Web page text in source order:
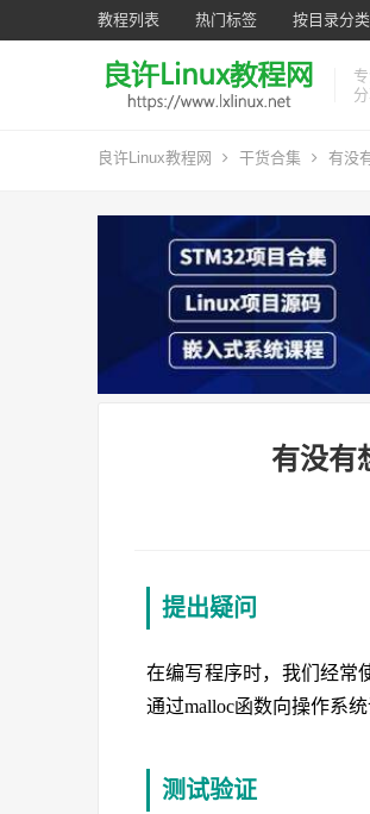
教程列表 热门标签 按目录分类
良许Linux教程网 干货合集 有没
有没有
提出疑问
在编写程序时，我们经常
通过malloc函数向操作系
测试验证